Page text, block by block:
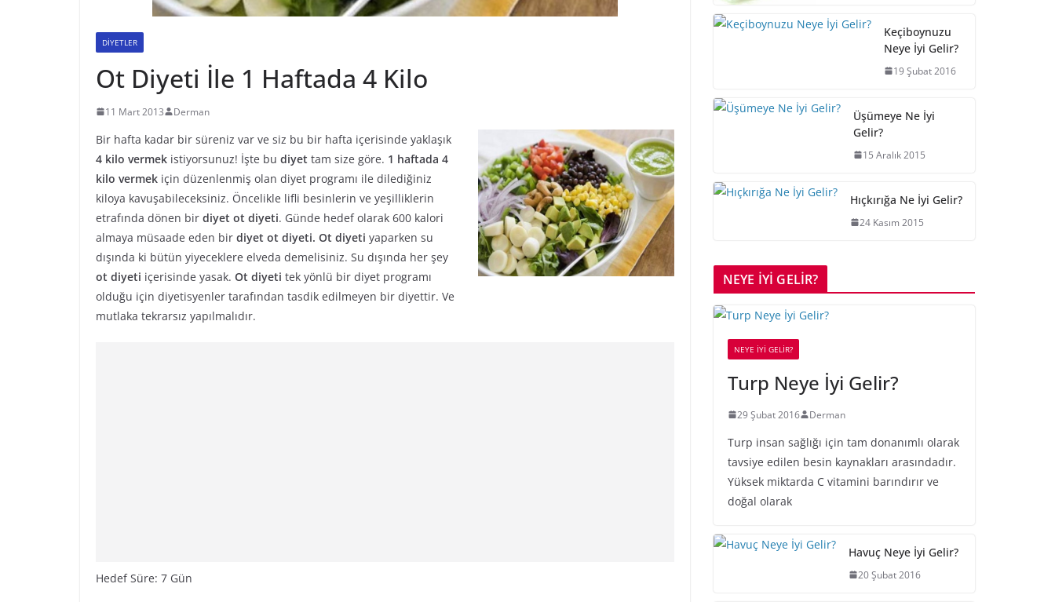
DİYETLER
Ot Diyeti İle 1 Haftada 4 Kilo
11 Mart 2013 Derman
Bir hafta kadar bir süreniz var ve siz bu bir hafta içerisinde yaklaşık
4 kilo vermek istiyorsunuz! İşte bu diyet tam size göre. 1 haftada 4
kilo vermek için düzenlenmiş olan diyet programı ile dilediğiniz
kiloya kavuşabileceksiniz. Öncelikle lifli besinlerin ve yeşilliklerin
etrafında dönen bir diyet ot diyeti. Günde hedef olarak 600 kalori
almaya müsaade eden bir diyet ot diyeti. Ot diyeti yaparken su
dışında ki bütün yiyeceklere elveda demelisiniz. Su dışında her şey
ot diyeti içerisinde yasak. Ot diyeti tek yönlü bir diyet programı
olduğu için diyetisyenler tarafından tasdik edilmeyen bir diyettir. Ve
mutlaka tekrarsız yapılmalıdır.
Hedef Süre: 7 Gün
Keçiboynuzu
Neye İyi Gelir?
19 Şubat 2016
Üşümeye Ne İyi
Gelir?
15 Aralık 2015
Hıçkırığa Ne İyi Gelir?
24 Kasım 2015
NEYE İYİ GELİR?
NEYE İYİ GELİR?
Turp Neye İyi Gelir?
29 Şubat 2016 Derman
Turp insan sağlığı için tam donanımlı olarak
tavsiye edilen besin kaynakları arasındadır.
Yüksek miktarda C vitamini barındırır ve
doğal olarak
Havuç Neye İyi Gelir?
20 Şubat 2016